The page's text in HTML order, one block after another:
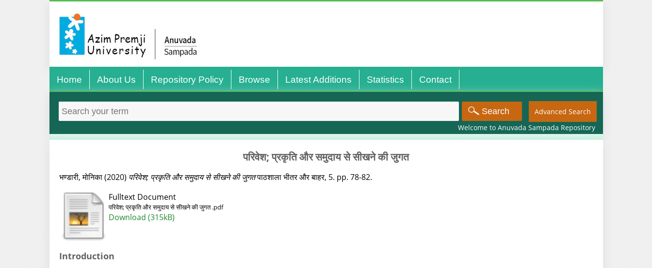
Home About Us Repository Policy Browse Latest Additions Statistics Contact
Advanced Search
Welcome to Anuvada Sampada Repository
परिवेश; प्रकृति और समुदाय से सीखने की जुगत
भण्‍डारी, मोनिका(2020) परिवेश; प्रकृति और समुदाय से सीखने की जुगतपाठशाला भीतर और बाहर, 5. pp. 78-82.
Fulltext Document
परिवेश; प्रकृति और समुदाय से सीखने की जुगत .pdf
Download (315kB)
Introduction